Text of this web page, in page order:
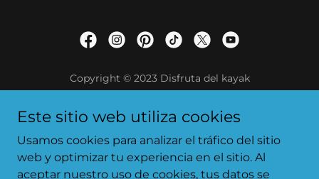
Copyright © 2023 Disfruta del kayak
AVISO LEGAL
EMBALSES
Este sitio web utiliza cookies
Usamos cookies para analizar el tráfico del sitio
web y optimizar tu experiencia en el sitio. Al
aceptar nuestro uso de cookies, tus datos se